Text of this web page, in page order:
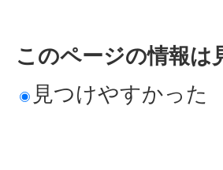
このページの情報は
見つけやすかった